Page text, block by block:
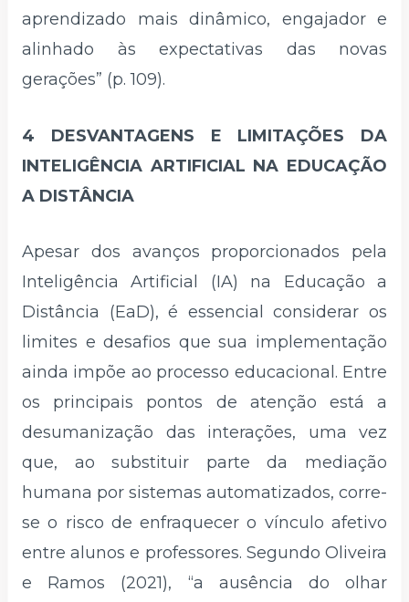
aprendizado mais dinâmico, engajador e
alinhado às expectativas das novas
gerações” (p. 109).
4 DESVANTAGENS E LIMITAÇÕES DA
INTELIGÊNCIA ARTIFICIAL NA EDUCAÇÃO
A DISTÂNCIA
Apesar dos avanços proporcionados pela
Inteligência Artificial (IA) na Educação a
Distância (EaD), é essencial considerar os
limites e desafios que sua implementação
ainda impõe ao processo educacional. Entre
os principais pontos de atenção está a
desumanização das interações, uma vez
que, ao substituir parte da mediação
humana por sistemas automatizados, corre-
se o risco de enfraquecer o vínculo afetivo
entre alunos e professores. Segundo Oliveira
e Ramos (2021), “a ausência do olhar